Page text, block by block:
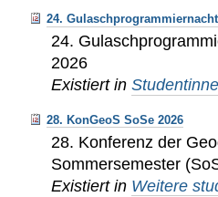
24. Gulaschprogrammiernacht
24.
2026
Existiert in
28. KonGeoS SoSe 2026
28. Konferenz der
Sommersemester
Existiert in Weitere